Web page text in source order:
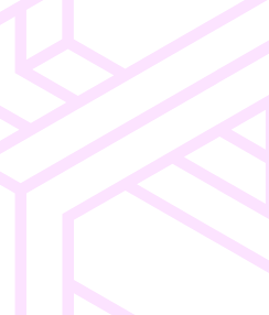
Pricing
Support
Integration